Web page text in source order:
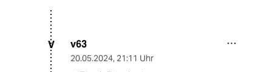
V v63
20.05.2024, 21:11 Uhr